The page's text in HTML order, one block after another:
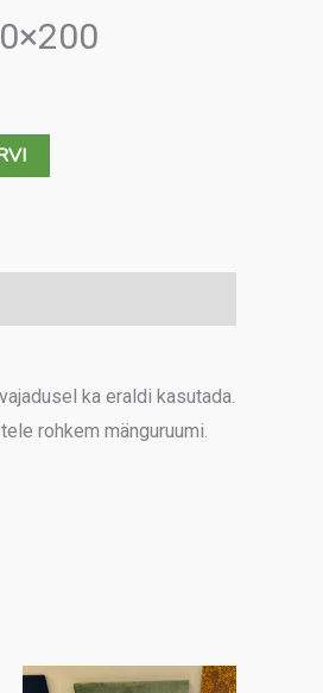
ka eraldi kasutada.
rohkem mänguruumi.